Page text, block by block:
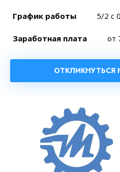
График работы 5/2 с
Заработная плата от
ОТКЛИКНУТЬСЯ